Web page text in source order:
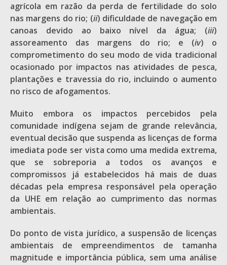
agrícola em razão da perda de fertilidade do solo
nas margens do rio; (ii) dificuldade de navegação em
canoas devido ao baixo nível da água; (iii)
assoreamento das margens do rio; e (iv) o
comprometimento do seu modo de vida tradicional
ocasionado por impactos nas atividades de pesca,
plantações e travessia do rio, incluindo o aumento
no risco de afogamentos.
Muito embora os impactos percebidos pela
comunidade indígena sejam de grande relevância,
eventual decisão que suspenda as licenças de forma
imediata pode ser vista como uma medida extrema,
que se sobreporia a todos os avanços e
compromissos já estabelecidos há mais de duas
décadas pela empresa responsável pela operação
da UHE em relação ao cumprimento das normas
ambientais.
Do ponto de vista jurídico, a suspensão de licenças
ambientais de empreendimentos de tamanha
magnitude e importância pública, sem uma análise